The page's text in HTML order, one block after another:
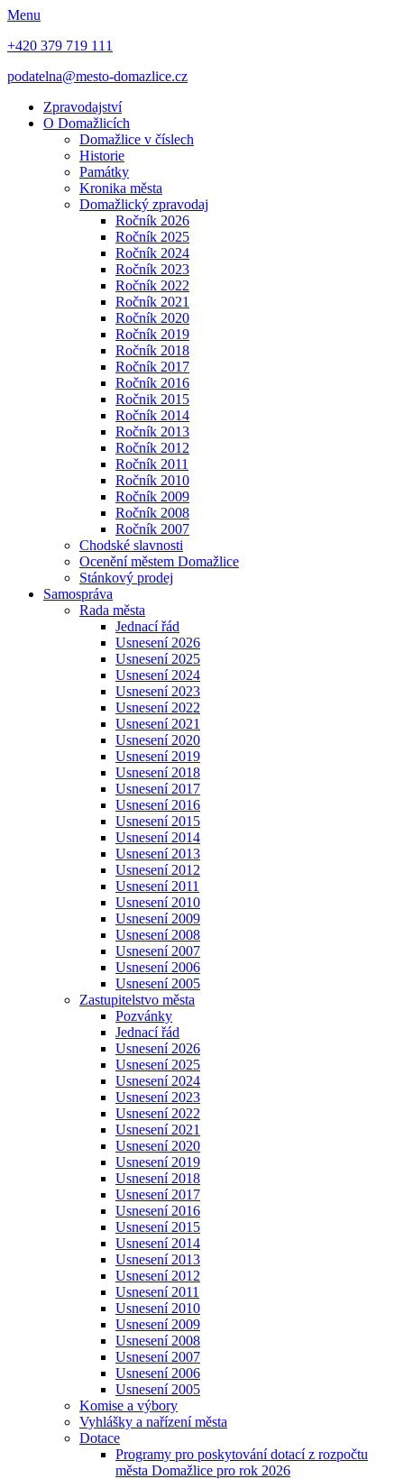
Menu
+420 379 719 111
podatelna@mesto-domazlice.cz
Zpravodajství
O Domažlicích
Domažlice v číslech
Historie
Památky
Kronika města
Domažlický zpravodaj
Ročník 2026
Ročník 2025
Ročník 2024
Ročník 2023
Ročník 2022
Ročník 2021
Ročník 2020
Ročník 2019
Ročník 2018
Ročník 2017
Ročník 2016
Ročnik 2015
Ročník 2014
Ročník 2013
Ročník 2012
Ročník 2011
Ročník 2010
Ročník 2009
Ročník 2008
Ročník 2007
Chodské slavnosti
Ocenění městem Domažlice
Stánkový prodej
Samospráva
Rada města
Jednací řád
Usnesení 2026
Usnesení 2025
Usnesení 2024
Usnesení 2023
Usnesení 2022
Usnesení 2021
Usnesení 2020
Usnesení 2019
Usnesení 2018
Usnesení 2017
Usnesení 2016
Usnesení 2015
Usnesení 2014
Usnesení 2013
Usnesení 2012
Usnesení 2011
Usnesení 2010
Usnesení 2009
Usnesení 2008
Usnesení 2007
Usnesení 2006
Usnesení 2005
Zastupitelstvo města
Pozvánky
Jednací řád
Usnesení 2026
Usnesení 2025
Usnesení 2024
Usnesení 2023
Usnesení 2022
Usnesení 2021
Usnesení 2020
Usnesení 2019
Usnesení 2018
Usnesení 2017
Usnesení 2016
Usnesení 2015
Usnesení 2014
Usnesení 2013
Usnesení 2012
Usnesení 2011
Usnesení 2010
Usnesení 2009
Usnesení 2008
Usnesení 2007
Usnesení 2006
Usnesení 2005
Komise a výbory
Vyhlášky a nařízení města
Dotace
Programy pro poskytování dotací z rozpočtu
města Domažlice pro rok 2026